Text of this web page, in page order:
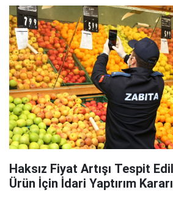
Haksız Fiyat Artışı Tespit
Ürün İçin İdari Yaptırım Kararı